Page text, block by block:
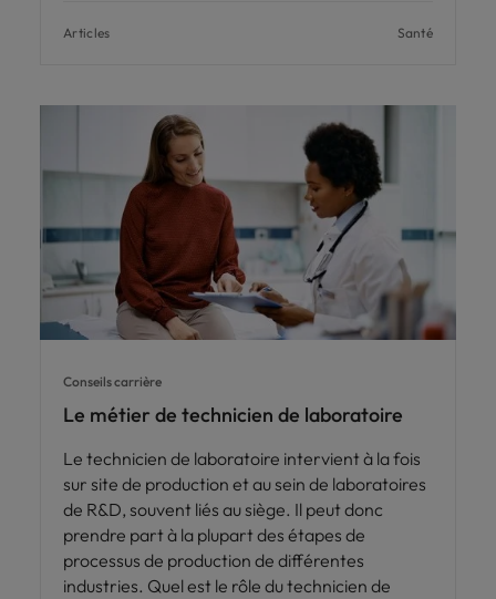
Articles Santé
Conseils carrière
Le métier de technicien de laboratoire
Le technicien de laboratoire intervient à la fois
sur site de production et au sein de laboratoires
de R&D, souvent liés au siège. Il peut donc
prendre part à la plupart des étapes de
processus de production de différentes
industries. Quel est le rôle du technicien de